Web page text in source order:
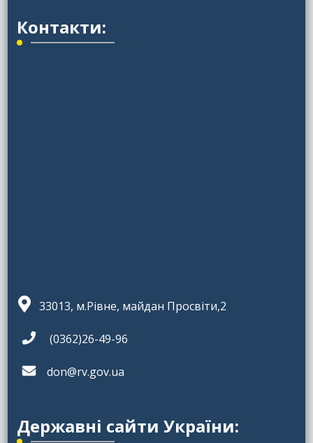
Контакти:
33013, м.Рівне, майдан Просвіти,2
(0362)26-49-96
don@rv.gov.ua
Державні сайти України: